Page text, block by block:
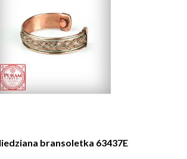
bransoletka 63437E